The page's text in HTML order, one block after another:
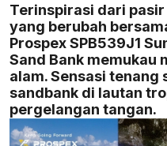
Terinspirasi dari
yang berubah
Prospex SPB539J1
Sand Bank memukau
alam. Sensasi tenang
sandbank di lautan
pergelangan tangan.